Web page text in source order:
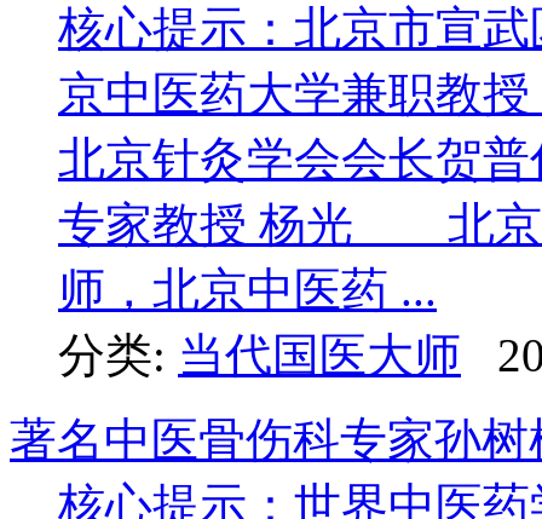
核心提示：北京市宣
京中医药大学兼职教
北京针灸学会会长
专家教授 杨光 北京
师，北京中医药 ...
分类: 当代国医大师
著名中医骨伤科专家孙树
核心提示：世界中医